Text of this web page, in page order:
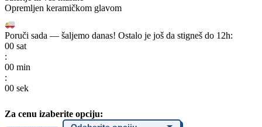
do
778,00 RSD
Opremljen keramičkom glavom
Poruči sada — šaljemo danas! Ostalo je još da stigneš do 12h:
00 sat
:
00 min
:
00 sek
Za cenu izaberite opciju: